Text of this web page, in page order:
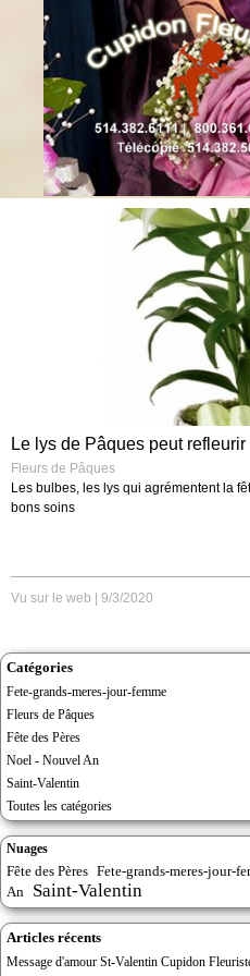
Le lys de Pâques peut refleurir
Fleurs de Pâques
Les bulbes, les lys qui agrémentent la
bons soins
Vu sur le web
9/3/2020
Catégories
Fete-grands-meres-jour-femme
Fleurs de Pâques
Fête des Pères
Noel - Nouvel An
Saint-Valentin
Toutes les catégories
Nuages
Fête des Pères Fete-grands-meres-jour-
An
Saint-Valentin
Articles récents
Message d'amour St-Valentin Cupidon